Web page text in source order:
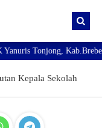
Pendaftaran Murid
Tonjong, Kab.Brebes
Kepala Sekolah